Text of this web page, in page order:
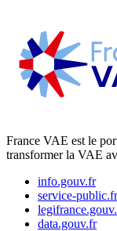
France VAE est le
transformer la VAE
info.gouv.fr
service-public.fr
data.gouv.fr